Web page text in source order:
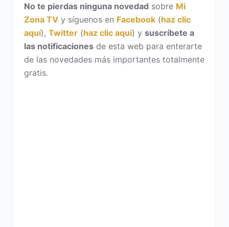
No te pierdas ninguna novedad sobre Mi
Zona TVy síguenos en Facebook(haz clic
aquí), Twitter(haz clic aquí) y suscríbete a
las notificacionesde esta web para enterarte
de las novedades más importantes totalmente
gratis.